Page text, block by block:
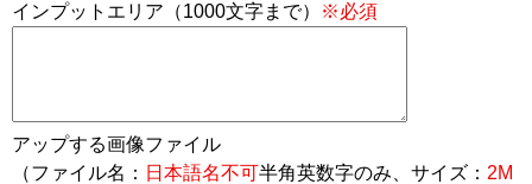
インプットエリア（1000文字まで） ※必須
アップする画像ファイル
（ファイル名： 日本語名不可半角英数字のみ、サイズ： 2M